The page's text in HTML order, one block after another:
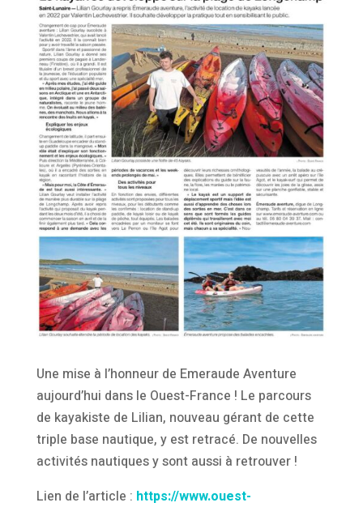
Une mise à l’honneur de Emeraude Aventure
aujourd’hui dans le Ouest-France ! Le parcours
de kayakiste de Lilian, nouveau gérant de cette
triple base nautique, y est retracé. De nouvelles
activités nautiques y sont aussi à retrouver !
Lien de l’article : https://www.ouest-